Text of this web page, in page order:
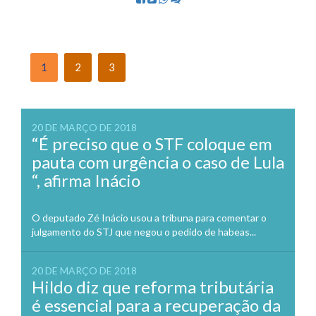
1 2 3
20 DE MARÇO DE 2018
“É preciso que o STF coloque em
pauta com urgência o caso de Lula
“, afirma Inácio
O deputado Zé Inácio usou a tribuna para comentar o
julgamento do STJ que negou o pedido de habeas...
20 DE MARÇO DE 2018
Hildo diz que reforma tributária
é essencial para a recuperação da